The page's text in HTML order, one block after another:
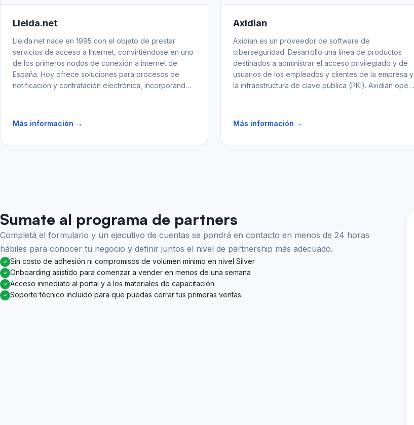
Lleida.net
Lleida.net nace en 1995 con el objeto de prestar
servicios de acceso a Internet, convirtiéndose en uno
de los primeros nodos de conexión a internet de
España. Hoy ofrece soluciones para procesos de
notificación y contratación electrónica, incorporando
identidad con el llamado "electronic Know Your
Más información →
Axidian
Axidian es un proveedor de software de
ciberseguridad. Desarrollo una línea de productos
destinados a administrar el acceso privilegiado y de
usuarios de los empleados y clientes de la empresa y
la infraestructura de clave pública (PKI). Axidian opera
para empresas de los sectores financiero, industria,
Más información →
Sumate al programa de partners
Completá el formulario y un ejecutivo de cuentas se pondrá en contacto en menos de 24 horas
hábiles para conocer tu negocio y definir juntos el nivel de partnership más adecuado.
✓ Sin costo de adhesión ni compromisos de volumen mínimo en nivel Silver
✓ Onboarding asistido para comenzar a vender en menos de una semana
✓ Acceso inmediato al portal y a los materiales de capacitación
✓ Soporte técnico incluido para que puedas cerrar tus primeras ventas